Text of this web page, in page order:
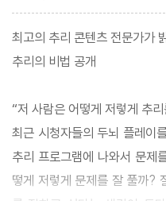
최고의 추리 콘텐츠 전문가가
추리의 비법 공개
“저 사람은 어떻게 저렇게 추
최근 시청자들의 두뇌 플레이
추리 프로그램에 나와서 문제
떻게 저렇게 문제를 잘 풀까?